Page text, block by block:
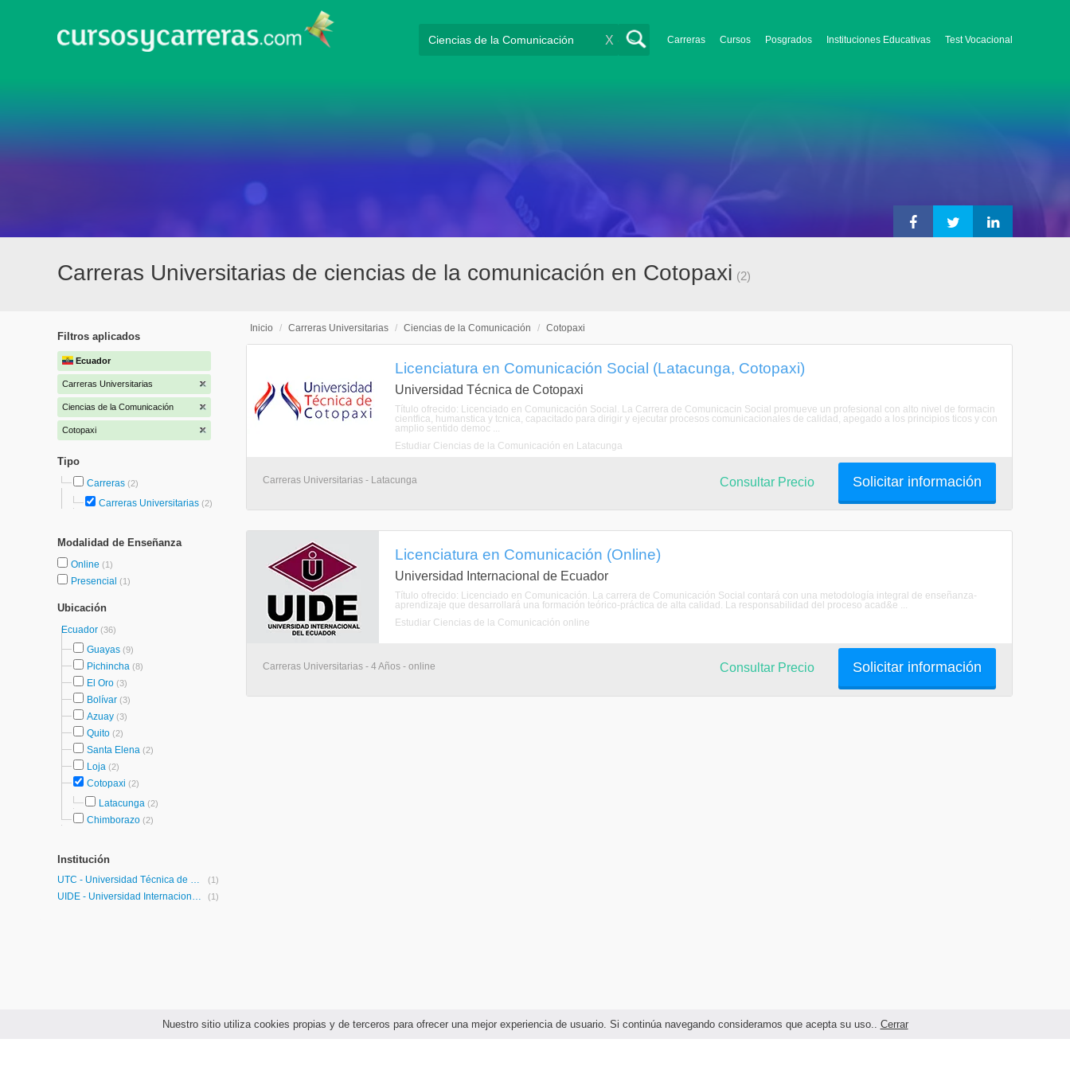
Nuestro sitio utiliza cookies propias y de terceros para ofrecer una mejor experiencia de usuario. Si continúa navegando consideramos que acepta su uso.. Cerrar
Carreras Cursos Posgrados Instituciones Educativas Test Vocacional
X
Carreras Universitarias de ciencias de la comunicación en Cotopaxi (2)
Filtros aplicados
Ecuador
Carreras Universitarias
Ciencias de la Comunicación
Cotopaxi
Tipo
Carreras (2)
Carreras Universitarias (2)
Modalidad de Enseñanza
Online (1)
Presencial (1)
Ubicación
Ecuador (36)
Guayas (9)
Pichincha (8)
El Oro (3)
Bolívar (3)
Azuay (3)
Quito (2)
Santa Elena (2)
Loja (2)
Cotopaxi (2)
Latacunga (2)
Chimborazo (2)
Institución
UTC - Universidad Técnica de Cotopaxi (1)
UIDE - Universidad Internacional de Ecuador (1)
Inicio / Carreras Universitarias / Ciencias de la Comunicación / Cotopaxi
Licenciatura en Comunicación Social (Latacunga, Cotopaxi)
Universidad Técnica de Cotopaxi
Título ofrecido: Licenciado en Comunicación Social. La Carrera de Comunicacin Social promueve un profesional con alto nivel de formacin
cientfica, humanstica y tcnica, capacitado para dirigir y ejecutar procesos comunicacionales de calidad, apegado a los principios ticos y con
amplio sentido democ ...
Estudiar Ciencias de la Comunicación en Latacunga
Carreras Universitarias - Latacunga Solicitar información
Consultar Precio
Licenciatura en Comunicación (Online)
Universidad Internacional de Ecuador
Título ofrecido: Licenciado en Comunicación. La carrera de Comunicación Social contará con una metodología integral de enseñanza-
aprendizaje que desarrollará una formación teórico-práctica de alta calidad. La responsabilidad del proceso acad&e ...
Estudiar Ciencias de la Comunicación online
Carreras Universitarias - 4 Años - online Solicitar información
Consultar Precio